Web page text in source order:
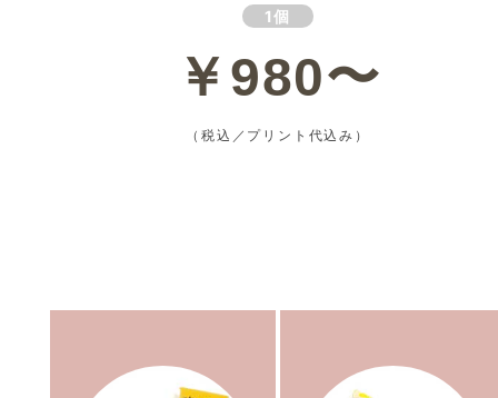
1個
￥980〜
（税込／プリント代込み）